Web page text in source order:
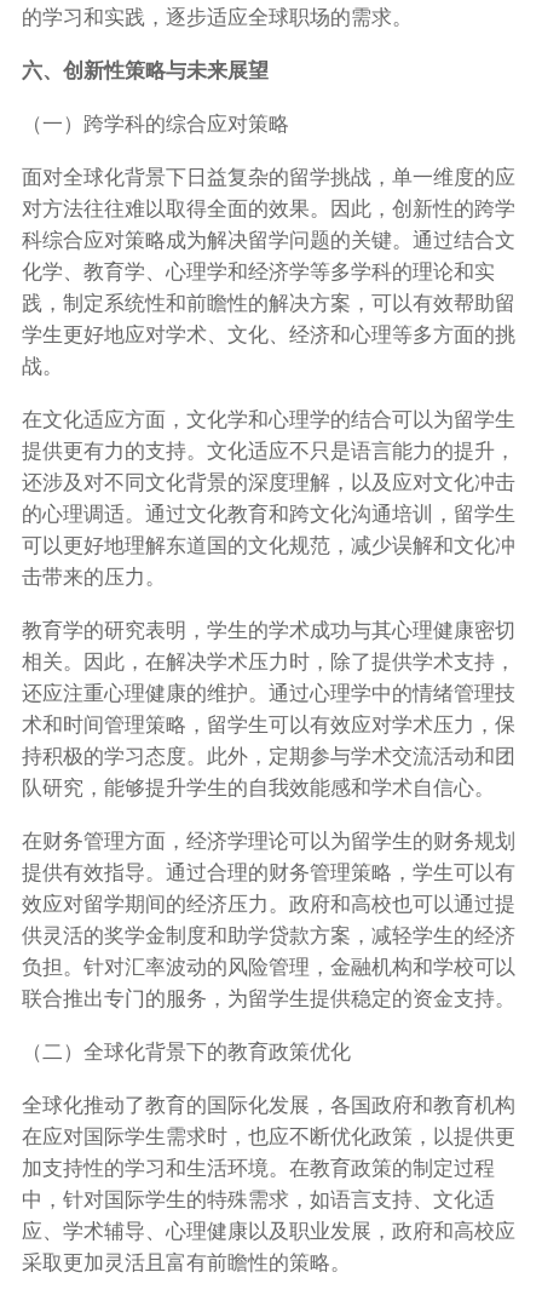
的学习和实践，逐步适应全球职场的需求。
六、创新性策略与未来展望
（一）跨学科的综合应对策略
面对全球化背景下日益复杂的留学挑战，单一维度的应
对方法往往难以取得全面的效果。因此，创新性的跨学
科综合应对策略成为解决留学问题的关键。通过结合文
化学、教育学、心理学和经济学等多学科的理论和实
践，制定系统性和前瞻性的解决方案，可以有效帮助留
学生更好地应对学术、文化、经济和心理等多方面的挑
战。
在文化适应方面，文化学和心理学的结合可以为留学生
提供更有力的支持。文化适应不只是语言能力的提升，
还涉及对不同文化背景的深度理解，以及应对文化冲击
的心理调适。通过文化教育和跨文化沟通培训，留学生
可以更好地理解东道国的文化规范，减少误解和文化冲
击带来的压力。
教育学的研究表明，学生的学术成功与其心理健康密切
相关。因此，在解决学术压力时，除了提供学术支持，
还应注重心理健康的维护。通过心理学中的情绪管理技
术和时间管理策略，留学生可以有效应对学术压力，保
持积极的学习态度。此外，定期参与学术交流活动和团
队研究，能够提升学生的自我效能感和学术自信心。
在财务管理方面，经济学理论可以为留学生的财务规划
提供有效指导。通过合理的财务管理策略，学生可以有
效应对留学期间的经济压力。政府和高校也可以通过提
供灵活的奖学金制度和助学贷款方案，减轻学生的经济
负担。针对汇率波动的风险管理，金融机构和学校可以
联合推出专门的服务，为留学生提供稳定的资金支持。
（二）全球化背景下的教育政策优化
全球化推动了教育的国际化发展，各国政府和教育机构
在应对国际学生需求时，也应不断优化政策，以提供更
加支持性的学习和生活环境。在教育政策的制定过程
中，针对国际学生的特殊需求，如语言支持、文化适
应、学术辅导、心理健康以及职业发展，政府和高校应
采取更加灵活且富有前瞻性的策略。